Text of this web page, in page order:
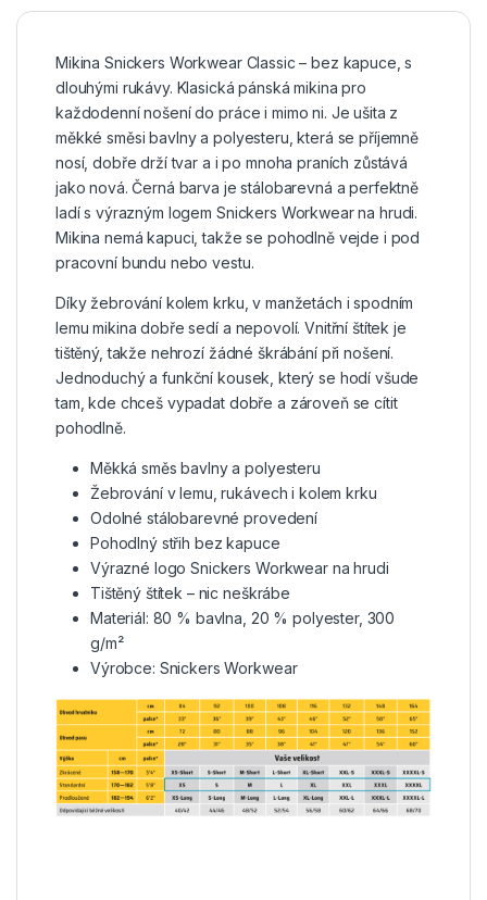
Mikina Snickers Workwear Classic – bez kapuce, s
dlouhými rukávy. Klasická pánská mikina pro
každodenní nošení do práce i mimo ni. Je ušita z
měkké směsi bavlny a polyesteru, která se příjemně
nosí, dobře drží tvar a i po mnoha praních zůstává
jako nová. Černá barva je stálobarevná a perfektně
ladí s výrazným logem Snickers Workwear na hrudi.
Mikina nemá kapuci, takže se pohodlně vejde i pod
pracovní bundu nebo vestu.
Díky žebrování kolem krku, v manžetách i spodním
lemu mikina dobře sedí a nepovolí. Vnitřní štítek je
tištěný, takže nehrozí žádné škrábání při nošení.
Jednoduchý a funkční kousek, který se hodí všude
tam, kde chceš vypadat dobře a zároveň se cítit
pohodlně.
Měkká směs bavlny a polyesteru
Žebrování v lemu, rukávech i kolem krku
Odolné stálobarevné provedení
Pohodlný střih bez kapuce
Výrazné logo Snickers Workwear na hrudi
Tištěný štítek – nic neškrábe
Materiál: 80 % bavlna, 20 % polyester, 300
g/m²
Výrobce: Snickers Workwear